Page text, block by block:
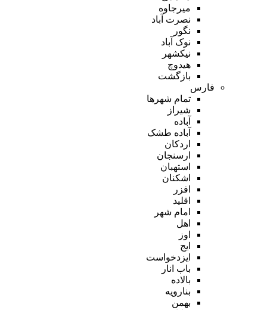
میرجاوه
نصرت آباد
نگور
نوک آباد
نیکشهر
هیدوچ
بازگشت
فارس
تمام شهر‌ها
شیراز
آباده
آباده طشک
اردکان
ارسنجان
استهبان
اشکنان
افزر
اقلید
امام شهر
اهل
اوز
ایج
ایزدخواست
باب انار
بالاده
بنارویه
بهمن